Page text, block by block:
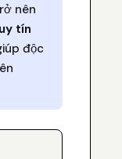
nên
tín
độc